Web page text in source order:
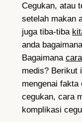
Cegukan, atau
setelah makan
juga tiba-tiba
anda
Bagaimana cara
medis? Berikut
mengenai fakta
cegukan, cara
komplikasi